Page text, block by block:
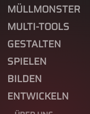
MÜLLMONSTER
MULTI-TOOLS
GESTALTEN
SPIELEN
BILDEN
ENTWICKELN